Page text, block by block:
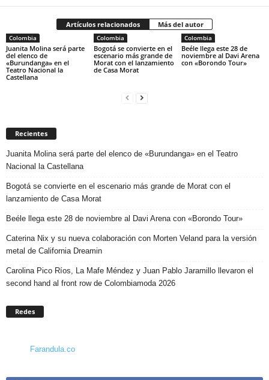
Artículos relacionados Más del autor
Colombia
Juanita Molina será parte
del elenco de
«Burundanga» en el
Teatro Nacional la
Castellana
Colombia
Bogotá se convierte en el
escenario más grande de
Morat con el lanzamiento
de Casa Morat
Colombia
Beéle llega este 28 de
noviembre al Davi Arena
con «Borondo Tour»
Recientes
Juanita Molina será parte del elenco de «Burundanga» en el Teatro
Nacional la Castellana
Bogotá se convierte en el escenario más grande de Morat con el
lanzamiento de Casa Morat
Beéle llega este 28 de noviembre al Davi Arena con «Borondo Tour»
Caterina Nix y su nueva colaboración con Morten Veland para la versión
metal de California Dreamin
Carolina Pico Ríos, La Mafe Méndez y Juan Pablo Jaramillo llevaron el
second hand al front row de Colombiamoda 2026
Redes
Farandula.co